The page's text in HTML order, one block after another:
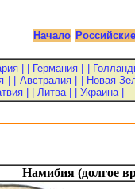
Начало Российские
| | Германия |
|
| | Австралия |
| Новая
| | Литва | | Украина |
Намибия (долгое